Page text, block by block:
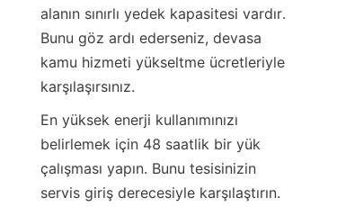
alanın sınırlı yedek kapasitesi vardır.
Bunu göz ardı ederseniz, devasa
kamu hizmeti yükseltme ücretleriyle
karşılaşırsınız.
En yüksek enerji kullanımınızı
belirlemek için 48 saatlik bir yük
çalışması yapın. Bunu tesisinizin
servis giriş derecesiyle karşılaştırın.